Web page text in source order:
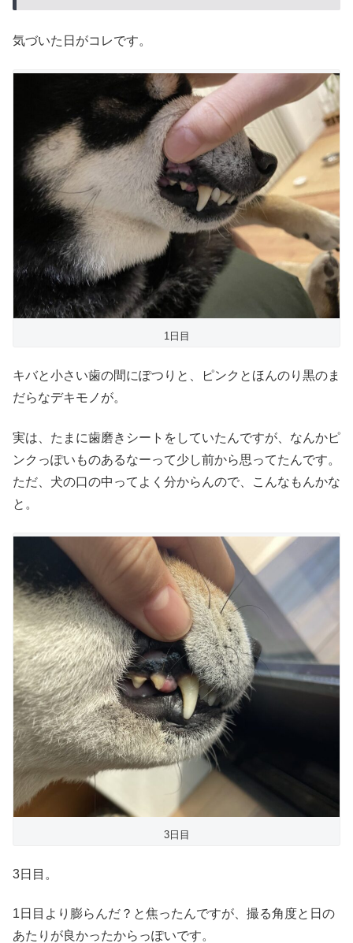
気づいた日がコレです。
1日目
キバと小さい歯の間にぽつりと、ピンクとほんのり黒のま
だらなデキモノが。
実は、たまに歯磨きシートをしていたんですが、なんかピ
ンクっぽいものあるなーって少し前から思ってたんです。
ただ、犬の口の中ってよく分からんので、こんなもんかな
と。
3日目
3日目。
1日目より膨らんだ？と焦ったんですが、撮る角度と日の
あたりが良かったからっぽいです。